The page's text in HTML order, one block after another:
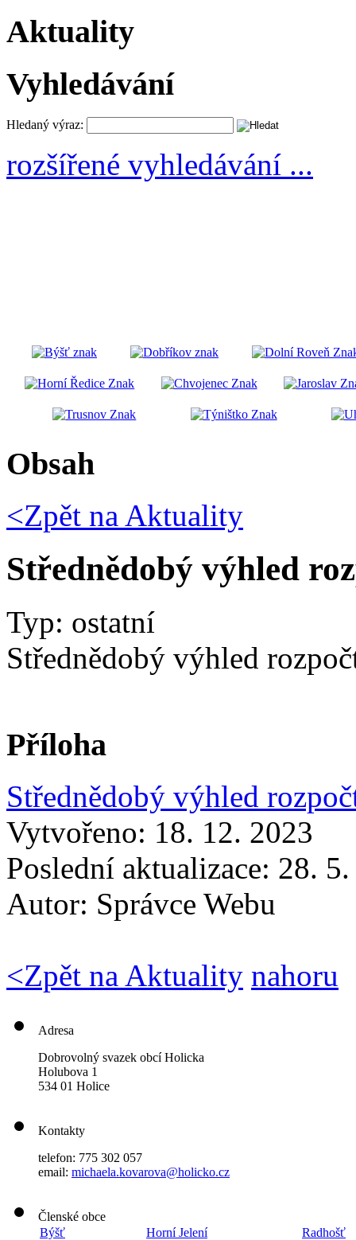
Aktuality
Vyhledávání
Hledaný výraz:
rozšířené vyhledávání ...
Obsah
<Zpět na Aktuality
Střednědobý výhled
Typ: ostatní
Střednědobý výhled
Příloha
Střednědobý výhled
Vytvořeno: 18. 12. 2023
Poslední aktualizace: 28.
Autor: Správce Webu
<Zpět na Aktuality nahoru
Adresa
Dobrovolný svazek obcí Holicka
Holubova 1
534 01 Holice
Kontakty
telefon: 775 302 057
email: michaela.kovarova@holicko.cz
Členské obce
Býšť
Horní Jelení Radhošť